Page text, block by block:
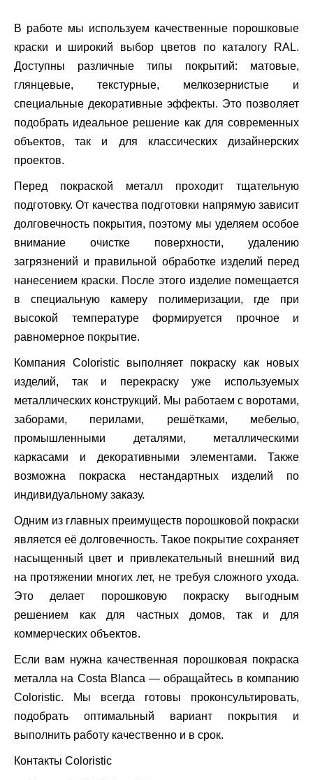
В работе мы используем качественные порошковые
краски и широкий выбор цветов по каталогу RAL.
Доступны различные типы покрытий: матовые,
глянцевые, текстурные, мелкозернистые и
специальные декоративные эффекты. Это позволяет
подобрать идеальное решение как для современных
объектов, так и для классических дизайнерских
проектов.
Перед покраской металл проходит тщательную
подготовку. От качества подготовки напрямую зависит
долговечность покрытия, поэтому мы уделяем особое
внимание очистке поверхности, удалению
загрязнений и правильной обработке изделий перед
нанесением краски. После этого изделие помещается
в специальную камеру полимеризации, где при
высокой температуре формируется прочное и
равномерное покрытие.
Компания Coloristic выполняет покраску как новых
изделий, так и перекраску уже используемых
металлических конструкций. Мы работаем с воротами,
заборами, перилами, решётками, мебелью,
промышленными деталями, металлическими
каркасами и декоративными элементами. Также
возможна покраска нестандартных изделий по
индивидуальному заказу.
Одним из главных преимуществ порошковой покраски
является её долговечность. Такое покрытие сохраняет
насыщенный цвет и привлекательный внешний вид
на протяжении многих лет, не требуя сложного ухода.
Это делает порошковую покраску выгодным
решением как для частных домов, так и для
коммерческих объектов.
Если вам нужна качественная порошковая покраска
металла на Costa Blanca — обращайтесь в компанию
Coloristic. Мы всегда готовы проконсультировать,
подобрать оптимальный вариант покрытия и
выполнить работу качественно и в срок.
Контакты Coloristic